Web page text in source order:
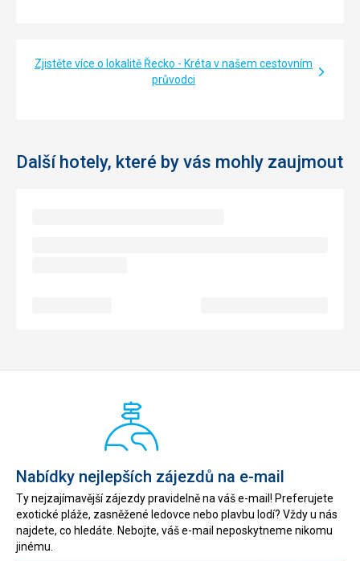
Tato recenze byla přeložena automaticky přes Google
Zjistěte více o lokalitě Řecko - Kréta v našem cestovním
průvodci
Další hotely, které by vás mohly zaujmout
Nabídky nejlepších zájezdů na e-mail
Ty nejzajímavější zájezdy pravidelně na váš e-mail! Preferujete
exotické pláže, zasněžené ledovce nebo plavbu lodí? Vždy u nás
najdete, co hledáte. Nebojte, váš e-mail neposkytneme nikomu
jinému.